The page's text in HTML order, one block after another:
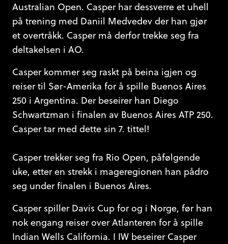
Australian Open. Casper har dessverre et uhell
på trening med Daniil Medvedev der han gjør
et overtråkk. Casper må derfor trekke seg fra
deltakelsen i AO.
Casper kommer seg raskt på beina igjen og
reiser til Sør-Amerika for å spille Buenos Aires
250 i Argentina. Der beseirer han Diego
Schwartzman i finalen av Buenos Aires ATP 250.
Casper tar med dette sin 7. tittel!
Casper trekker seg fra Rio Open, påfølgende
uke, etter en strekk i mageregionen han pådro
seg under finalen i Buenos Aires.
Casper spiller Davis Cup for og i Norge, før han
nok engang reiser over Atlanteren for å spille
Indian Wells California. I IW beseirer Casper